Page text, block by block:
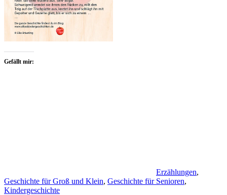
Gefällt mir:
Erzählungen,
Geschichte für Groß und Klein, Geschichte für Senioren,
Kindergeschichte